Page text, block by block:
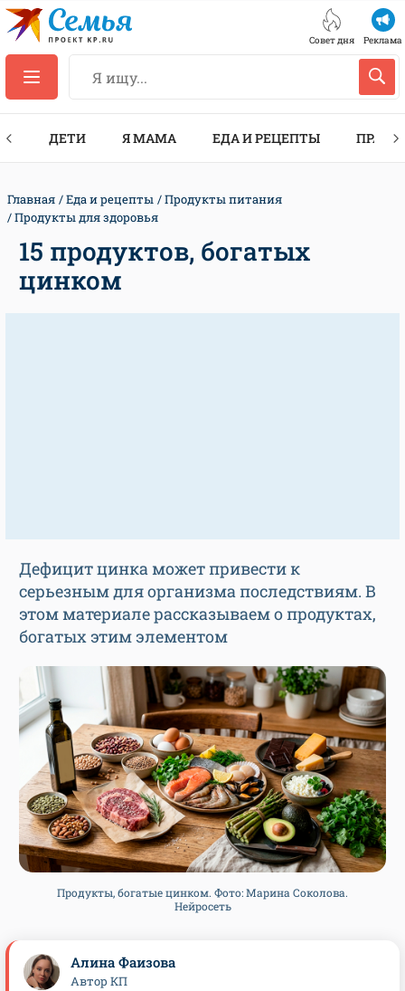
Совет дня Реклама
ДЕТИ Я МАМА ЕДА И РЕЦЕПТЫ
Главная Еда и рецепты
Продукты питания
Продукты для здоровья
15 продуктов, богатых
цинком
Дефицит цинка может привести к
серьезным для организма последствиям. В
этом материале рассказываем о продуктах,
богатых этим элементом
Продукты, богатые цинком. Фото: Марина Соколова.
Нейросеть
Алина Фаизова
Автор КП